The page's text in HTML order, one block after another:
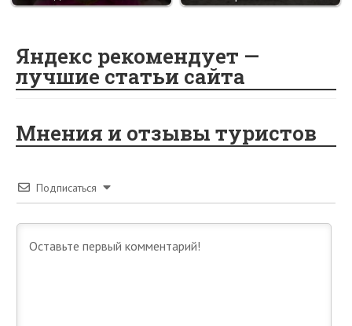
Яндекс рекомендует —
лучшие статьи сайта
Мнения и отзывы туристов
Подписаться